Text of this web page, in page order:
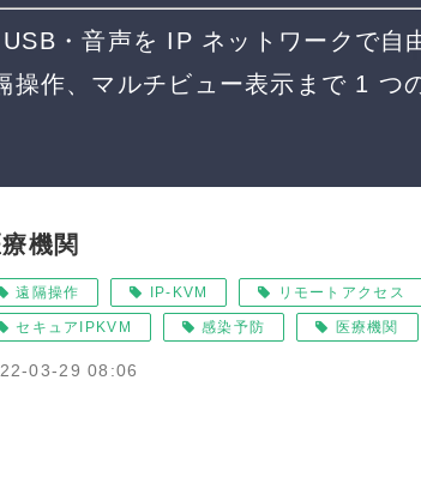
・音声を IP ネットワークで自
操作、マルチビュー表示まで 1 つ
機関
遠隔操作 IP-KVM リモートアクセス
セキュアIPKVM 感染予防 医療機関
03-29 08:06